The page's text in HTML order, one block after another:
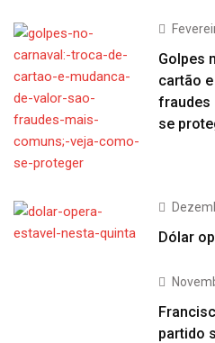
Golpes
cartão
fraudes
se
Dólar
partido